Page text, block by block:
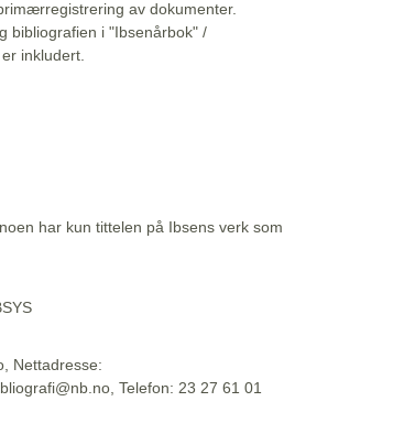
av dokumenter.
bibliografien i "Ibsenårbok" /
inkludert.
har kun tittelen på Ibsens verk som
Nettadresse:
Telefon: 23 27 61 01